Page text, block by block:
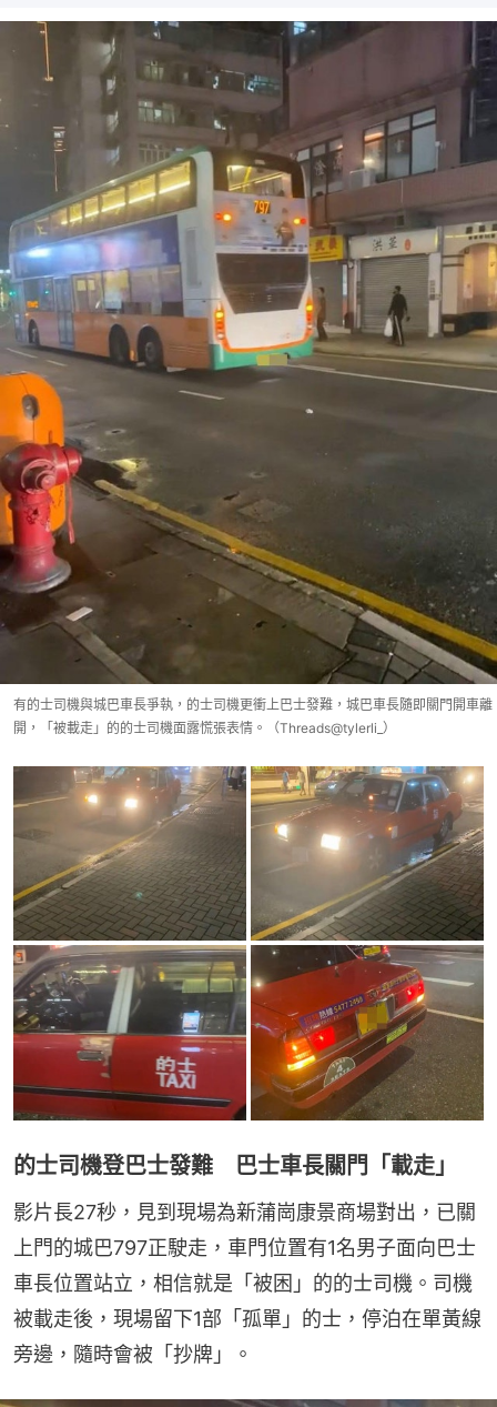
有的士司機與城巴車長爭執，的士司機更衝上巴士發難，城巴車長隨即關門開車離
開，「被載走」的的士司機面露慌張表情。（Threads@tylerli_）
的士司機登巴士發難 巴士車長關門「載走」
影片長27秒，見到現場為新蒲崗康景商場對出，已關
上門的城巴797正駛走，車門位置有1名男子面向巴士
車長位置站立，相信就是「被困」的的士司機。司機
被載走後，現場留下1部「孤單」的士，停泊在單黃線
旁邊，隨時會被「抄牌」。